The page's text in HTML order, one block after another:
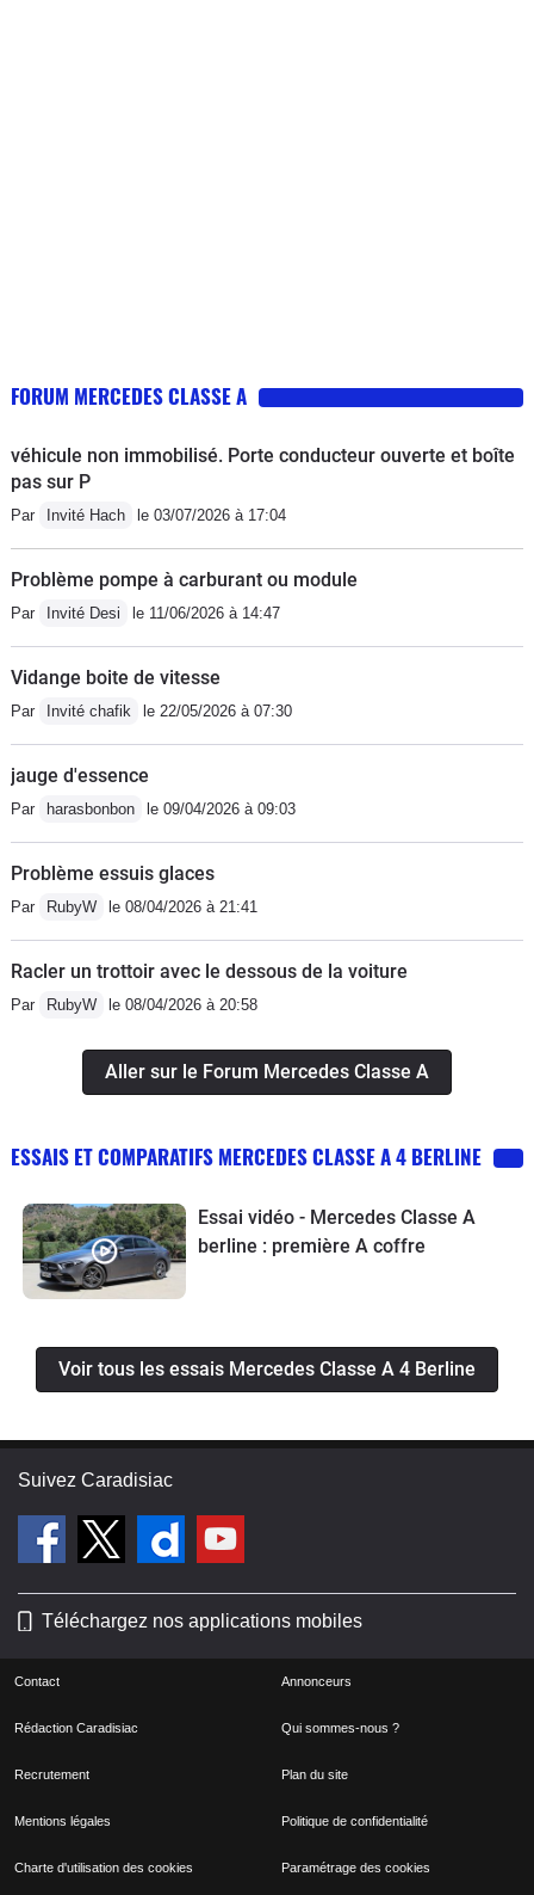
FORUM MERCEDES CLASSE A
véhicule non immobilisé. Porte conducteur ouverte et boîte
pas sur P
Par Invité Hach le 03/07/2026 à 17:04
Problème pompe à carburant ou module
Par Invité Desi le 11/06/2026 à 14:47
Vidange boite de vitesse
Par Invité chafik le 22/05/2026 à 07:30
jauge d'essence
Par harasbonbon le 09/04/2026 à 09:03
Problème essuis glaces
Par RubyW le 08/04/2026 à 21:41
Racler un trottoir avec le dessous de la voiture
Par RubyW le 08/04/2026 à 20:58
Aller sur le Forum Mercedes Classe A
ESSAIS ET COMPARATIFS MERCEDES CLASSE A 4 BERLINE
Essai vidéo - Mercedes Classe A
berline : première A coffre
Voir tous les essais Mercedes Classe A 4 Berline
Suivez Caradisiac
Téléchargez nos applications mobiles
Contact Annonceurs
Rédaction Caradisiac Qui sommes-nous ?
Recrutement Plan du site
Mentions légales Politique de confidentialité
Charte d'utilisation des cookies Paramétrage des cookies